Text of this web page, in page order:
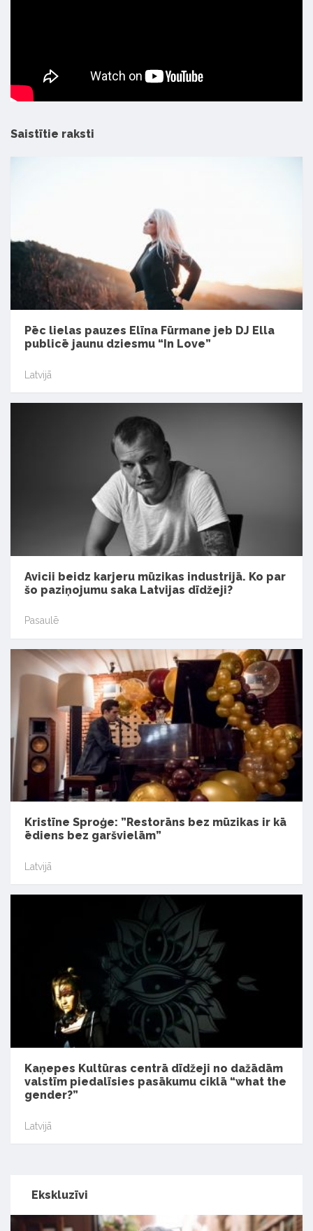
Saistītie raksti
Pēc lielas pauzes Elīna Fūrmane jeb DJ Ella
publicē jaunu dziesmu “In Love”
Latvijā
Avicii beidz karjeru mūzikas industrijā. Ko par
šo paziņojumu saka Latvijas dīdžeji?
Pasaulē
Kristīne Sproģe: ”Restorāns bez mūzikas ir kā
ēdiens bez garšvielām”
Latvijā
Kaņepes Kultūras centrā dīdžeji no dažādām
valstīm piedalīsies pasākumu ciklā “what the
gender?”
Latvijā
Ekskluzīvi